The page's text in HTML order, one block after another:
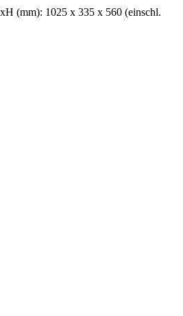
(mm): 1025 x 335 x 560 (einschl.